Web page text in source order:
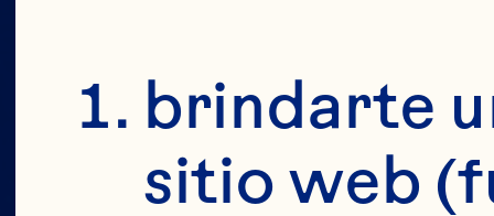
brindarte
sitio web